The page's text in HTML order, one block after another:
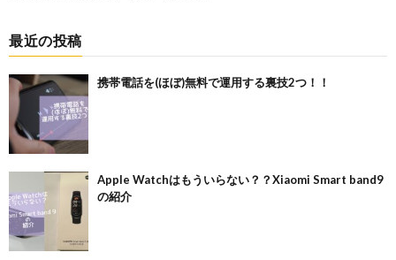
最近の投稿
携帯電話を(ほぼ)無料で運用する裏技2つ！！
Apple Watchはもういらない？？Xiaomi Smart band9
の紹介